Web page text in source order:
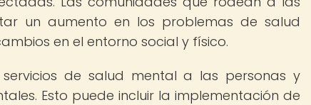
un aumento en los problemas de salud
en el entorno social y físico.
de salud mental a las personas y
Esto puede incluir la implementación de